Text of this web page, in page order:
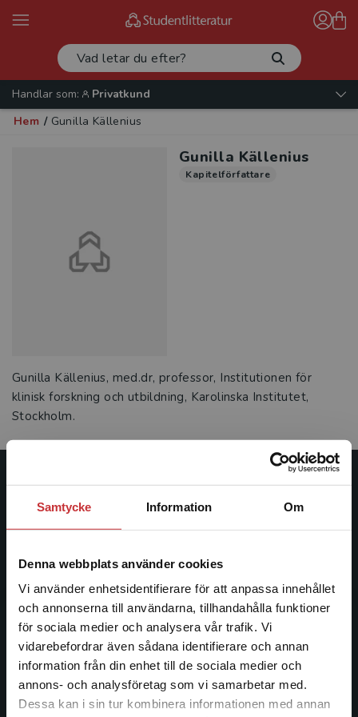
Samtycke Information Om
Denna webbplats använder cookies
Vi använder enhetsidentifierare för att anpassa innehållet
och annonserna till användarna, tillhandahålla funktioner
för sociala medier och analysera vår trafik. Vi
vidarebefordrar även sådana identifierare och annan
information från din enhet till de sociala medier och
annons- och analysföretag som vi samarbetar med.
Dessa kan i sin tur kombinera informationen med annan
Begränsad fraktregion
Handlar som:
Privatkund
Hem / Gunilla Källenius
Gunilla Källenius
Kapitelförfattare
Gunilla Källenius, med.dr, professor, Institutionen för
klinisk forskning och utbildning, Karolinska Institutet,
Stockholm.
Studentlitteratur
Studentlitteratur grundades 1963 och är idag Sveriges
facklitteratur, utbildningar och digitala
informationstjänster i utbudet, finns Studentlitteratur med
längs hela kunskapsresan.
Kontakta oss
Kontakta oss